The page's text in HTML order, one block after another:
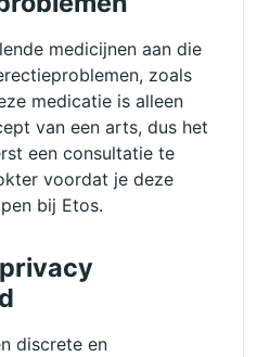
medicijnen aan die
zoals
medicatie is alleen
van een arts, dus het
een consultatie te
voordat je deze
bij Etos.
discrete en